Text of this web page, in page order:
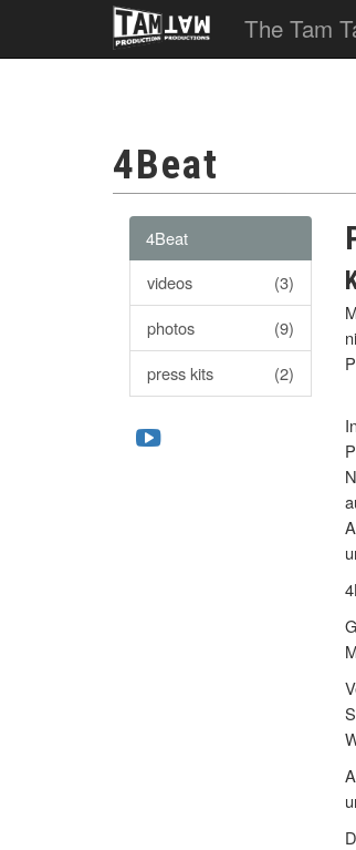
The Tam
4Beat
4Beat
videos
(3)
photos
(9)
press kits
(2)